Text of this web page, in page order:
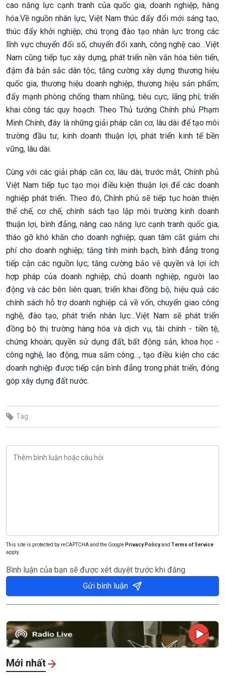
cao năng lực cạnh tranh của quốc gia, doanh nghiệp, hàng
hóa.Về nguồn nhân lực, Việt Nam thúc đẩy đổi mới sáng tạo,
thúc đẩy khởi nghiệp; chú trọng đào tạo nhân lực trong các
lĩnh vực chuyển đổi số, chuyển đổi xanh, công nghệ cao…Việt
Nam cũng tiếp tục xây dựng, phát triển nền văn hóa tiên tiến,
đậm đà bản sắc dân tộc; tăng cường xây dựng thương hiệu
quốc gia, thương hiệu doanh nghiệp, thương hiệu sản phẩm;
đẩy mạnh phòng chống tham nhũng, tiêu cực, lãng phí; triển
khai công tác quy hoạch. Theo Thủ tướng Chính phủ Phạm
Minh Chính, đây là những giải pháp căn cơ, lâu dài để tạo môi
trường đầu tư, kinh doanh thuận lợi, phát triển kinh tế bền
vững, lâu dài.
Cùng với các giải pháp căn cơ, lâu dài, trước mắt, Chính phủ
Việt Nam tiếp tục tạo mọi điều kiện thuận lợi để các doanh
nghiệp phát triển. Theo đó, Chính phủ sẽ tiếp tục hoàn thiện
thể chế, cơ chế, chính sách tạo lập môi trường kinh doanh
thuận lợi, bình đẳng, nâng cao năng lực cạnh tranh quốc gia;
tháo gỡ khó khăn cho doanh nghiệp; quan tâm cắt giảm chi
phí cho doanh nghiệp; tăng tính minh bạch, bình đẳng trong
tiếp cận các nguồn lực; tăng cường bảo vệ quyền và lợi ích
hợp pháp của doanh nghiệp, chủ doanh nghiệp, người lao
động và các bên liên quan; triển khai đồng bộ, hiệu quả các
chính sách hỗ trợ doanh nghiệp cả về vốn, chuyển giao công
nghệ, đào tạo, phát triển nhân lực…Việt Nam sẽ phát triển
đồng bộ thị trường hàng hóa và dịch vụ, tài chính - tiền tệ,
chứng khoán; quyền sử dụng đất, bất động sản, khoa học -
công nghệ, lao động, mua sắm công…, tạo điều kiện cho các
doanh nghiệp được tiếp cận bình đẳng trong phát triển, đóng
góp xây dựng đất nước.
Tag:
This site is protected by reCAPTCHA and the Google Privacy Policyand Terms of Service
apply.
Bình luận của bạn sẽ được xét duyệt trước khi đăng
Gửi bình luận
Mới nhất